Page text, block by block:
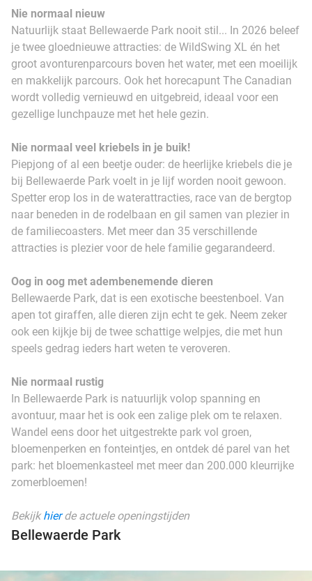
Nie normaal nieuw
Natuurlijk staat Bellewaerde Park nooit stil... In 2026 beleef
je twee gloednieuwe attracties: de WildSwing XL én het
groot avonturenparcours boven het water, met een moeilijk
en makkelijk parcours. Ook het horecapunt The Canadian
wordt volledig vernieuwd en uitgebreid, ideaal voor een
gezellige lunchpauze met het hele gezin.
Nie normaal veel kriebels in je buik!
Piepjong of al een beetje ouder: de heerlijke kriebels die je
bij Bellewaerde Park voelt in je lijf worden nooit gewoon.
Spetter erop los in de waterattracties, race van de bergtop
naar beneden in de rodelbaan en gil samen van plezier in
de familiecoasters. Met meer dan 35 verschillende
attracties is plezier voor de hele familie gegarandeerd.
Oog in oog met adembenemende dieren
Bellewaerde Park, dat is een exotische beestenboel. Van
apen tot giraffen, alle dieren zijn echt te gek. Neem zeker
ook een kijkje bij de twee schattige welpjes, die met hun
speels gedrag ieders hart weten te veroveren.
Nie normaal rustig
In Bellewaerde Park is natuurlijk volop spanning en
avontuur, maar het is ook een zalige plek om te relaxen.
Wandel eens door het uitgestrekte park vol groen,
bloemenperken en fonteintjes, en ontdek dé parel van het
park: het bloemenkasteel met meer dan 200.000 kleurrijke
zomerbloemen!
Bekijkhierde actuele openingstijden
Bellewaerde Park